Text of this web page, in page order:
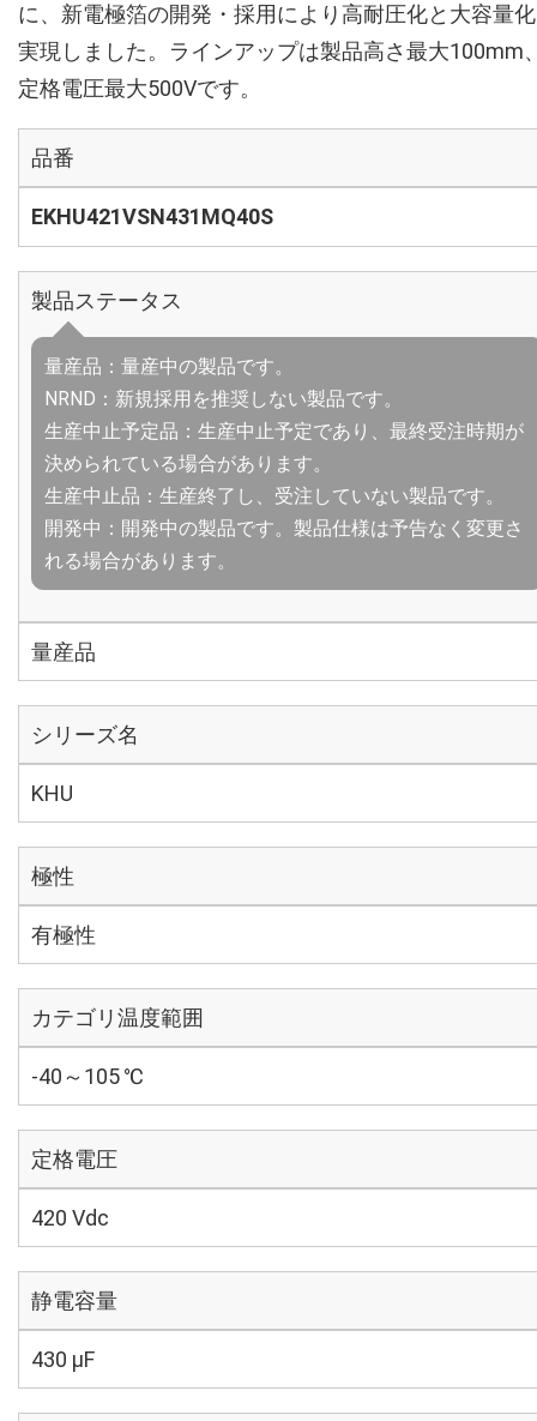
に、新電極箔の開発・採用により高耐圧化と大容量
実現しました。ラインアップは製品高さ最大100mm
定格電圧最大500Vです。
品番
EKHU421VSN431MQ40S
製品ステータス
量産品：量産中の製品です。
NRND：新規採用を推奨しない製品です。
生産中止予定品：生産中止予定であり、最終受注時期が
決められている場合があります。
生産中止品：生産終了し、受注していない製品です。
開発中：開発中の製品です。製品仕様は予告なく変更さ
れる場合があります。
量産品
シリーズ名
KHU
極性
有極性
カテゴリ温度範囲
-40～105 ℃
定格電圧
420 Vdc
静電容量
430 µF